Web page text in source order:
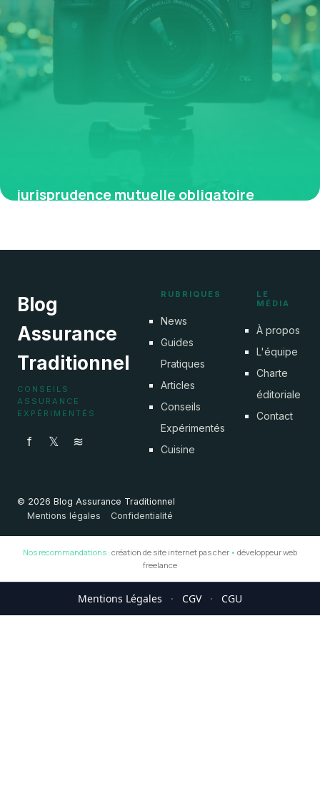
jurisprudence mutuelle obligatoire
Blog
Assurance
Traditionnel
CONSEILS
ASSURANCE
EXPÉRIMENTÉS
f 𝕏 ≋
RUBRIQUES
News
Guides
Pratiques
Articles
Conseils
Expérimentés
Cuisine
LE
MÉDIA
À propos
L'équipe
Charte
éditoriale
Contact
© 2026 Blog Assurance Traditionnel
Mentions légales
Confidentialité
Nos recommandations : création de site internet pas cher • développeur web
freelance
Mentions Légales · CGV · CGU